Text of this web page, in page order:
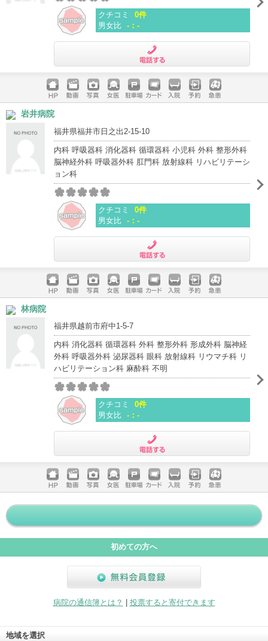
クチコミ
0件
男女比 -：-
ホームペ
ージ
動画 写真 女医 駐車場
クレジッ
入院 予約 急患
岩井病院
福井県福井市日之出2-15-10
内科 呼吸器科 消化器科 循環器科 小児科 外科 整形外科
脳神経外科 呼吸器外科 肛門科 放射線科 リハビリテーシ
ョン科
クチコミ
0件
男女比 -：-
ホームペ
動画 写真 女医 駐車場
クレジッ
入院 予約 急患
林病院
福井県越前市府中1-5-7
内科 消化器科 循環器科 外科 整形外科 形成外科 脳神経
外科 呼吸器外科 泌尿器科 眼科 放射線科 リウマチ科 リ
ハビリテーション科 麻酔科 不明
クチコミ
0件
男女比 -：-
ホームペ
ージ
動画 写真 女医 駐車場
クレジッ
トカード
入院 予約 急患
初めての方へ
病院の通信簿とは？ | 投票すると寄付できます
地域を選択